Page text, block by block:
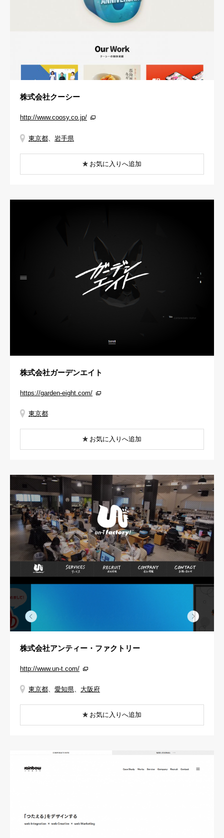
株式会社クーシー
http://www.coosy.co.jp/
東京都 岩手県
お気に入りへ追加
株式会社ガーデンエイト
https://garden-eight.com/
東京都
お気に入りへ追加
株式会社アンティー・ファクトリー
http://www.un-t.com/
東京都、 愛知県、 大阪府
お気に入りへ追加